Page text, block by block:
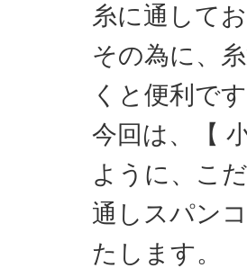
糸に通して
その為に、
くと便利です
今回は、【
ように、こ
通しスパン
たします。